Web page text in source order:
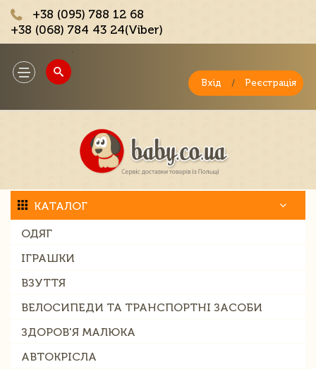
+38 (095) 788 12 68
+38 (068) 784 43 24(Viber)
Toggle
navigation
Вхід / Реєстрація
КАТАЛОГ
ОДЯГ
ІГРАШКИ
ВЗУТТЯ
ВЕЛОСИПЕДИ ТА ТРАНСПОРТНІ ЗАСОБИ
ЗДОРОВ'Я МАЛЮКА
АВТОКРІСЛА